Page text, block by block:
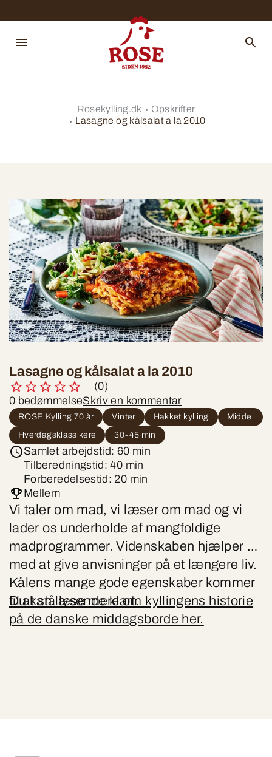
Rosekylling.dk
Opskrifter
Lasagne og kålsalat a la 2010
Lasagne og kålsalat a la 2010
(0)
0 bedømmelseSkriv en kommentar
ROSE Kylling 70 år Vinter Hakket kylling
Middel
Hverdagsklassikere
30-45 min
Samlet arbejdstid: 60 min
Tilberedningstid: 40 min
Forberedelsestid: 20 min
Mellem
Vi taler om mad, vi læser om mad og vi
lader os underholde af mangfoldige
madprogrammer. Videnskaben hjælper os
med at give anvisninger på et længere liv.
Kålens mange gode egenskaber kommer
til at stå lysende klart.
Du kan læse mere om kyllingens historie
på de danske middagsborde her.